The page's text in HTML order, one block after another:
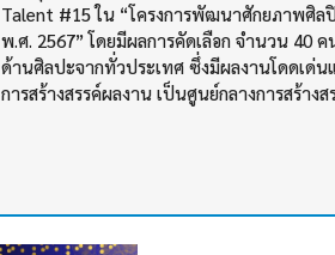
Talent #15 ใน “โครงการพัฒนาศักยภาพศิ
พ.ศ. 2567” โดยมีผลการคัดเลือก จำนวน 40
ด้านศิลปะจากทั่วประเทศ ซึ่งมีผลงานโดดเด่
การสร้างสรรค์ผลงาน เป็นศูนย์กลางการสร้าง